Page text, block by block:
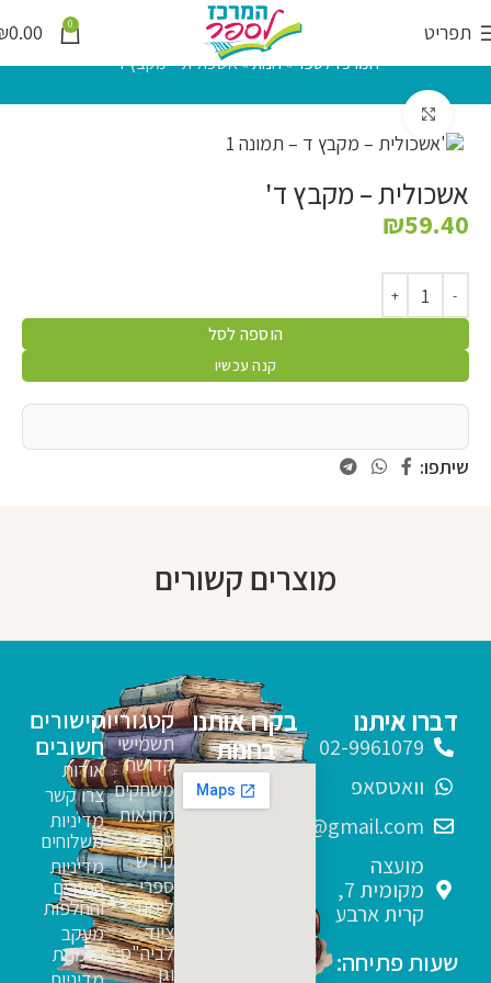
תפריט 0
0.00
המרכז לספר»חנות»אשכולית – מקבץ ד'
אשכולית – מקבץ ד'
₪59.40
הוספה לסל
קנה עכשיו
שיתפו:
מוצרים קשורים
קטגוריות
תשמישי
קדושה
משחקים
מחנאות
ספרי
קודש
ספרי
לימוד
ציוד
לביה"ס
וגן
קישורים
חשובים
אודות
צרו קשר
מדיניות
משלוחים
מדיניות
החזרים
והחלפות
מעקב
הזמנות
דברו איתנו
02-9961079
וואטסאפ
sfarim.k4@gmail.com
מועצה
מקומית 7,
קרית ארבע
שעות פתיחה:
בקרו אותנו
בחנות